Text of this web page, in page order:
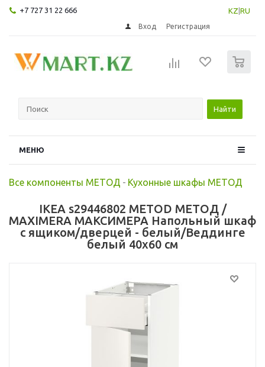
+7 727 31 22 666 KZ RU
Вход Регистрация
Найти
МЕНЮ
Все компоненты МЕТОД - Кухонные шкафы МЕТОД
IKEA s29446802 METOD МЕТОД /
MAXIMERA МАКСИМЕРА Напольный шкаф
с ящиком/дверцей - белый/Веддинге
белый 40x60 см